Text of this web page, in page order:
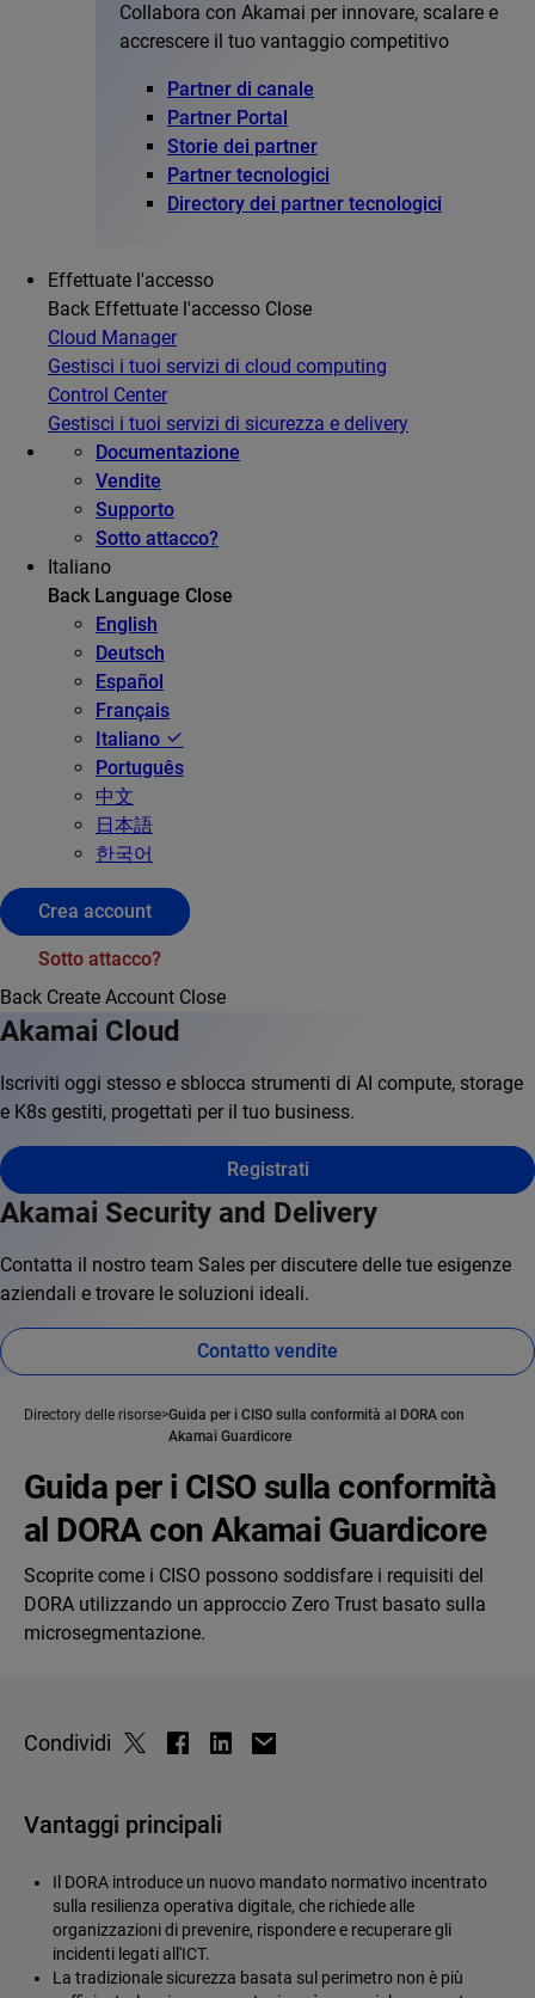
Collabora con Akamai per innovare, scalare e
accrescere il tuo vantaggio competitivo
Partner di canale
Partner Portal
Storie dei partner
Partner tecnologici
Directory dei partner tecnologici
Effettuate l'accesso
Back Effettuate l'accesso Close
Cloud Manager
Gestisci i tuoi servizi di cloud computing
Control Center
Gestisci i tuoi servizi di sicurezza e delivery
Documentazione
Vendite
Supporto
Sotto attacco?
Italiano
Back Language Close
English
Deutsch
Español
Français
Italiano
Português
中文
日本語
한국어
Crea account
Sotto attacco?
Back Create Account Close
Akamai Cloud
Iscriviti oggi stesso e sblocca strumenti di AI compute, storage
e K8s gestiti, progettati per il tuo business.
Registrati
Akamai Security and Delivery
Contatta il nostro team Sales per discutere delle tue esigenze
aziendali e trovare le soluzioni ideali.
Contatto vendite
Directory delle risorse Guida per i CISO sulla conformità al DORA con
Akamai Guardicore
Guida per i CISO sulla conformità
al DORA con Akamai Guardicore
Scoprite come i CISO possono soddisfare i requisiti del
DORA utilizzando un approccio Zero Trust basato sulla
microsegmentazione.
Condividi
Vantaggi principali
Il DORA introduce un nuovo mandato normativo incentrato
sulla resilienza operativa digitale, che richiede alle
organizzazioni di prevenire, rispondere e recuperare gli
incidenti legati all'ICT.
La tradizionale sicurezza basata sul perimetro non è più